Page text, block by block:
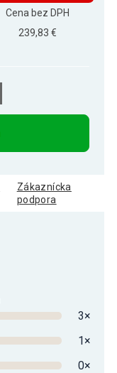
Cena bez DPH
239,83 €
Zákaznícka
podpora
3×
1×
0×